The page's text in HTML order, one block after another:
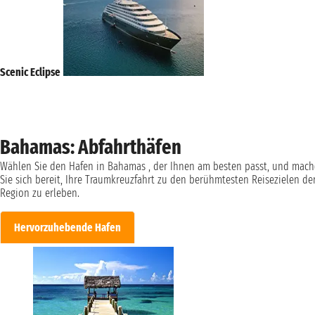
Scenic Eclipse
Bahamas: Abfahrthäfen
Wählen Sie den Hafen in Bahamas , der Ihnen am besten passt, und
Sie sich bereit, Ihre Traumkreuzfahrt zu den berühmtesten Reisezielen
Region zu erleben.
Hervorzuhebende Hafen